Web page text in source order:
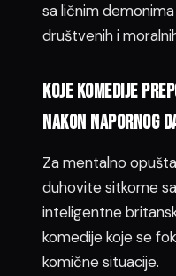
sa ličnim
društvenih i
Koje komedije
nakon napornog
Za mentalno
duhovite sitkome
inteligentne
komedije koje se
komične situacije.